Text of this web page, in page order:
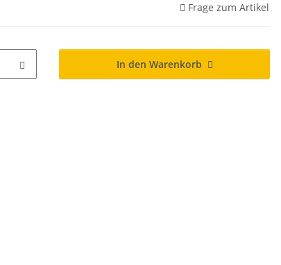
Frage zum Artikel
In den Warenkorb